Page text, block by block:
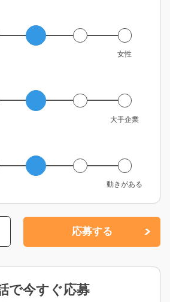
女性
大手企業
動きがある
応募する
で今すぐ応募